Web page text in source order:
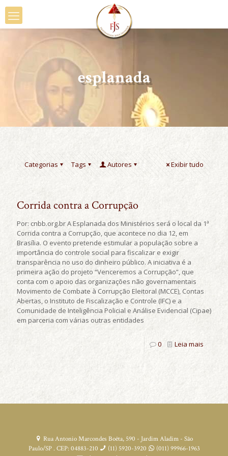
esplanada
Categorias Tags Autores Exibir tudo
Corrida contra a Corrupção
Por: cnbb.org.br A Esplanada dos Ministérios será o local da 1ª
Corrida contra a Corrupção, que acontece no dia 12, em
Brasília. O evento pretende estimular a população sobre a
importância do controle social para fiscalizar e exigir
transparência no uso do dinheiro público. A iniciativa é a
primeira ação do projeto “Venceremos a Corrupção”, que
conta com o apoio das organizações não governamentais
Movimento de Combate à Corrupção Eleitoral (MCCE), Contas
Abertas, o Instituto de Fiscalização e Controle (IFC) e a
Comunidade de Inteligência Policial e Análise Evidencial (Cipae)
em parceria com várias outras entidades
0 Leia mais
Rua Antonio Marcondes Boêta, 590 - Jardim Aladim - São
Paulo/SP . CEP: 04883-210
(11) 5920-3920
(011) 99966-1963